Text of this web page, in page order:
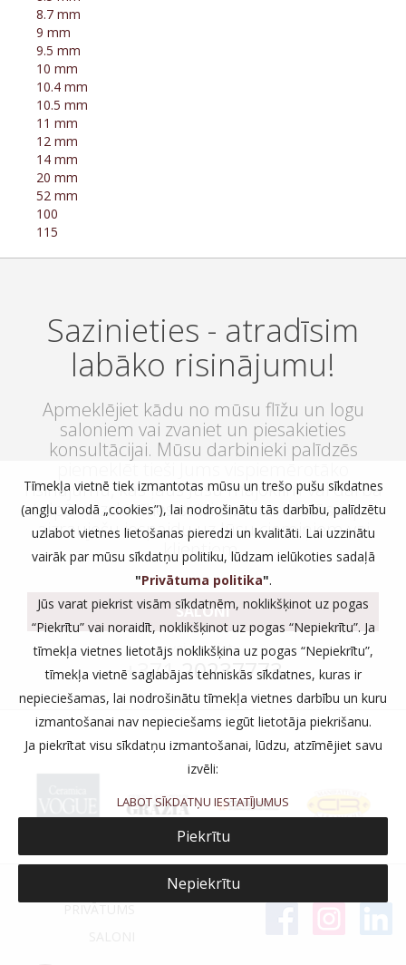
8.7 mm
9 mm
9.5 mm
10 mm
10.4 mm
10.5 mm
11 mm
12 mm
14 mm
20 mm
52 mm
100
115
Sazinieties - atradīsim
labāko risinājumu!
Apmeklējiet kādu no mūsu flīžu un logu
saloniem vai zvaniet un piesakieties
konsultācijai. Mūsu darbinieki palīdzēs
risinājumu, kas ļaus Jūsu mājoklim vai darba
telpām izskatīties satriecoši un atstās elpu
aizraujošu iespaidu uz Jūsu ciemiņiem vai
klientiem.
SALONI
vai zvaniet:
+37120237773
Tīmekļa vietnē tiek izmantotas mūsu un trešo pušu sīkdatnes
(angļu valodā „cookies”), lai nodrošinātu tās darbību, palīdzētu
uzlabot vietnes lietošanas pieredzi un kvalitāti. Lai uzzinātu
vairāk par mūsu sīkdatņu politiku, lūdzam ielūkoties sadaļā
"Privātuma politika".
Jūs varat piekrist visām sīkdatnēm, noklikšķinot uz pogas
“Piekrītu” vai noraidīt, noklikšķinot uz pogas “Nepiekrītu”. Ja
tīmekļa vietnes lietotājs noklikšķina uz pogas “Nepiekrītu”,
tīmekļa vietnē saglabājas tehniskās sīkdatnes, kuras ir
nepieciešamas, lai nodrošinātu tīmekļa vietnes darbību un kuru
izmantošanai nav nepieciešams iegūt lietotāja piekrišanu.
Ja piekrītat visu sīkdatņu izmantošanai, lūdzu, atzīmējiet savu
izvēli:
LABOT SĪKDATŅU IESTATĪJUMUS
Piekrītu
Nepiekrītu